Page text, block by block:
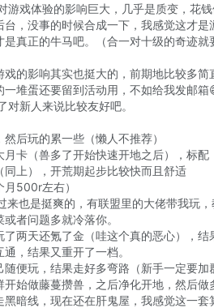
游戏体验的影响巨大，几乎是质变，花
台，没事的时候合成一下，我感觉这才
是真正的牛马吧。（合一对十级的奇迹
的影响其实也挺大的，前期地比较多简
一堆蛋还要留到活动用，不如给我发邮
对新人来说比较友好吧。
后玩的累一些（懒人不推荐）
月卡（兽多了开始快速开地之后），标配
同上），开荒期起步比较快而且舒适
500r左右）
来也是挺爽的，有联盟里的大佬带我玩
者问题多就冷落你。
了两天还氪了金（哇这个真的恶心），
，结果又重开了一档。
便玩，结果走好多弯路（新手一定要加
开始做藤蔓攒兽，之后净化开地，然后
黑暗线，现在还在肝鬼屋，我感觉这一